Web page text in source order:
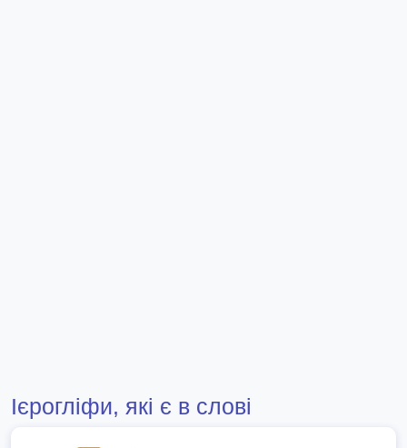
Ієрогліфи, які є в слові